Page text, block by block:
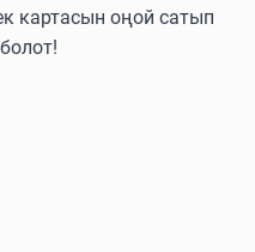
картасын оңой сатып